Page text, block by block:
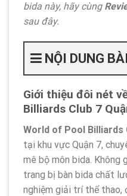
bida này, hãy cùng
sau đây.
NỘI DUNG
Giới thiệu đôi nét
Billiards Club 7
World of Pool Billiards
tại khu vực Quận 7,
mê bộ môn bida. Không
trang bị bàn bida chất
nghiệm giải trí thể